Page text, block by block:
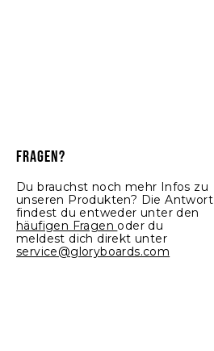
FRAGEN?
Du brauchst noch mehr Infos zu
unseren Produkten? Die Antwort
findest du entweder unter den
häufigen Fragen oder du
meldest dich direkt unter
service@gloryboards.com